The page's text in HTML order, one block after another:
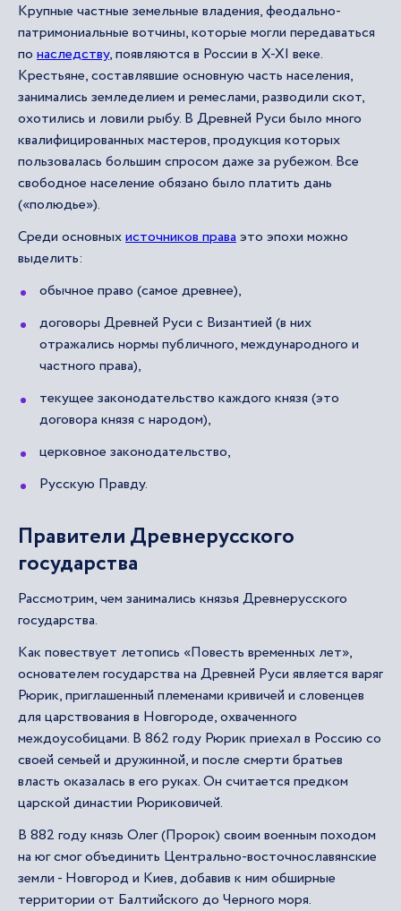
Крупные частные земельные владения, феодально-
патримониальные вотчины, которые могли передаваться
по наследству, появляются в России в X-XI веке.
Крестьяне, составлявшие основную часть населения,
занимались земледелием и ремеслами, разводили скот,
охотились и ловили рыбу. В Древней Руси было много
квалифицированных мастеров, продукция которых
пользовалась большим спросом даже за рубежом. Все
свободное население обязано было платить дань
(«полюдье»).
Среди основныхисточников праваэто эпохи можно
выделить:
обычное право (самое древнее),
договоры Древней Руси с Византией (в них
отражались нормы публичного, международного и
частного права),
текущее законодательство каждого князя (это
договора князя с народом),
церковное законодательство,
Русскую Правду.
Правители Древнерусского
государства
Рассмотрим, чем занимались князья Древнерусского
государства.
Как повествует летопись «Повесть временных лет»,
основателем государства на Древней Руси является варяг
Рюрик, приглашенный племенами кривичей и словенцев
для царствования в Новгороде, охваченного
междоусобицами. В 862 году Рюрик приехал в Россию со
своей семьей и дружинной, и после смерти братьев
власть оказалась в его руках. Он считается предком
царской династии Рюриковичей.
В 882 году князь Олег (Пророк) своим военным походом
на юг смог объединить Центрально-восточнославянские
земли - Новгород и Киев, добавив к ним обширные
территории от Балтийского до Черного моря.